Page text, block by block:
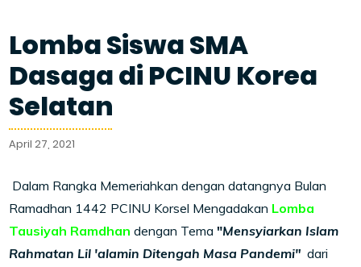
Lomba Siswa SMA
Dasaga di PCINU Korea
Selatan
April 27, 2021
Dalam Rangka Memeriahkan dengan datangnya Bulan
Ramadhan 1442 PCINU Korsel Mengadakan Lomba
Tausiyah Ramdhandengan Tema "Mensyiarkan Islam
Rahmatan Lil 'alamin Ditengah Masa Pandemi"dari